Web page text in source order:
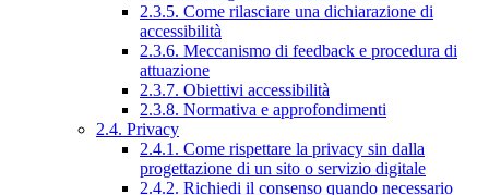
2.3.5. Come rilasciare una dichiarazione di
accessibilità
2.3.6. Meccanismo di feedback e procedura di
attuazione
2.3.7. Obiettivi accessibilità
2.3.8. Normativa e approfondimenti
2.4. Privacy
2.4.1. Come rispettare la privacy sin dalla
progettazione di un sito o servizio digitale
2.4.2. Richiedi il consenso quando necessario